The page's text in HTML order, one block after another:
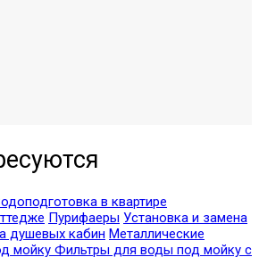
в квартире
Пурифаеры Установка и замена
душевых кабин Металлические
мойку Фильтры для воды под мойку с